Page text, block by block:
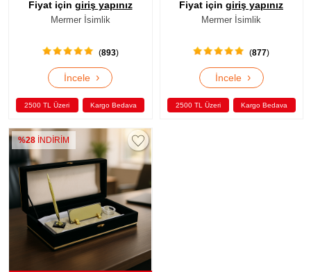
Fiyat için giriş yapınız
Mermer İsimlik
(893)
İncele ›
2500 TL Üzeri Kargo Bedava
Fiyat için giriş yapınız
Mermer İsimlik
(877)
İncele ›
2500 TL Üzeri Kargo Bedava
%28 İNDİRİM